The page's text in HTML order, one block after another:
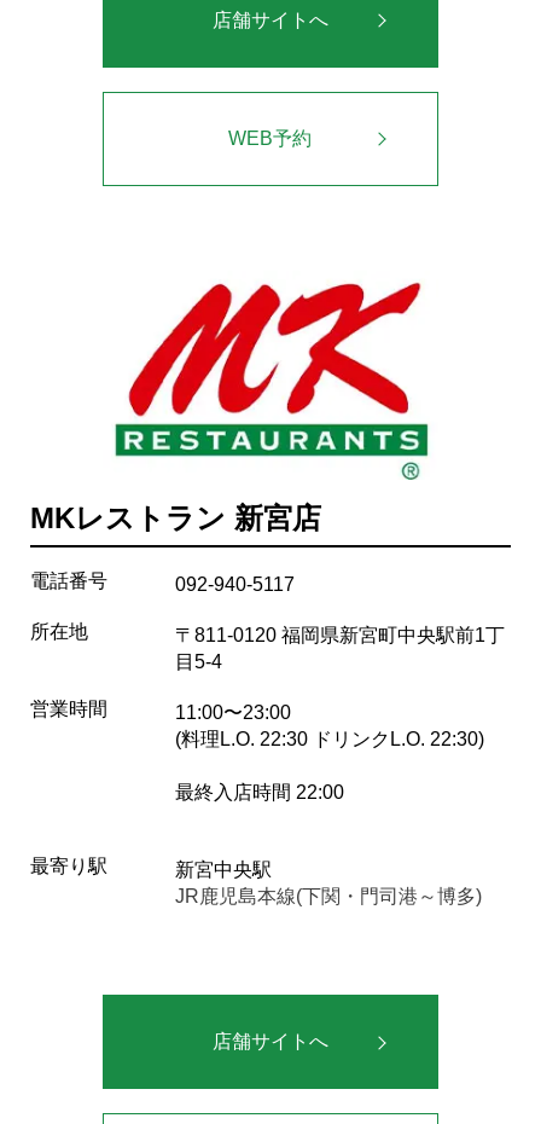
店舗サイトへ
WEB予約
MKレストラン 新宮店
電話番号 092-940-5117
所在地
〒811-0120 福岡県新宮町中央駅前1丁
目5-4
営業時間
11:00〜23:00
(料理L.O. 22:30 ドリンクL.O. 22:30)
最終入店時間 22:00
最寄り駅
新宮中央駅
JR鹿児島本線(下関・門司港～博多)
店舗サイトへ